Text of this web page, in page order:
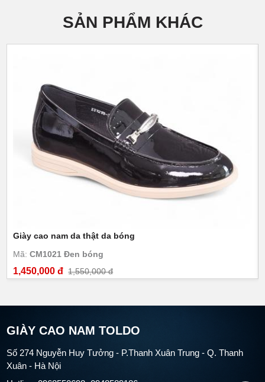
SẢN PHẨM KHÁC
Giày cao nam da thật da bóng
Mã:CM1021 Đen bóng
1,450,000 đ 1,550,000 đ
GIÀY CAO NAM TOLDO
Số 274 Nguyễn Huy Tưởng - P.Thanh Xuân Trung - Q. Thanh
Xuân - Hà Nội